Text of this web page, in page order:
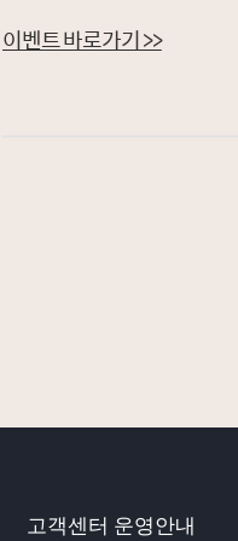
이벤트 바로가기 >>
고객센터 운영안내